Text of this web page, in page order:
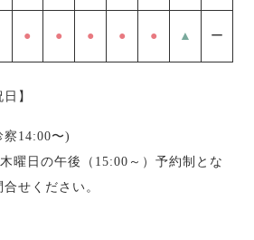
● ● ● ● ● ▲ ー
】
14:00〜)
曜日の午後（15:00～）予約制とな
せください。